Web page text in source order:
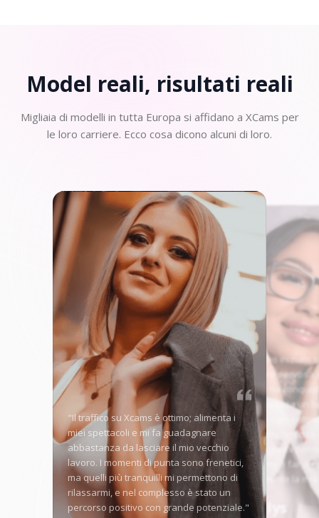
Model reali, risultati reali
Migliaia di modelli in tutta Europa si affidano a XCams per
le loro carriere. Ecco cosa dicono alcuni di loro.
"Il traffico su Xcams è ottimo; alimenta i
miei spettacoli e mi fa guadagnare
abbastanza da lasciare il mio vecchio
lavoro. I momenti di punta sono frenetici,
ma quelli più tranquilli mi permettono di
rilassarmi, e nel complesso è stato un
percorso positivo con grande potenziale."
"Quando ho iniziato
Models, ero nervosa,
traffico mi ha
ora porto a casa un
guadagno ogni
giorni la
strumenti qui mi
distinguermi e far
costantemente la
Angellys